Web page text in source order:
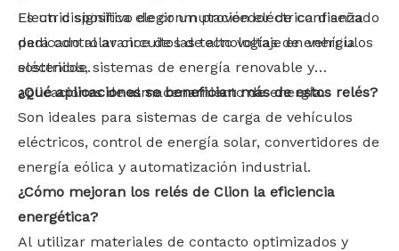
Electric significa elegir un proveedor de confianza
dedicado al avance de las tecnologías de energía
sostenible.
Es un dispositivo de conmutación eléctrica diseñado
para controlar circuitos de alto voltaje en vehículos
eléctricos, sistemas de energía renovable y
aplicaciones de almacenamiento de energía.
¿Qué aplicaciones se benefician más de estos relés?
Son ideales para sistemas de carga de vehículos
eléctricos, control de energía solar, convertidores de
energía eólica y automatización industrial.
¿Cómo mejoran los relés de Clion la eficiencia
energética?
Al utilizar materiales de contacto optimizados y